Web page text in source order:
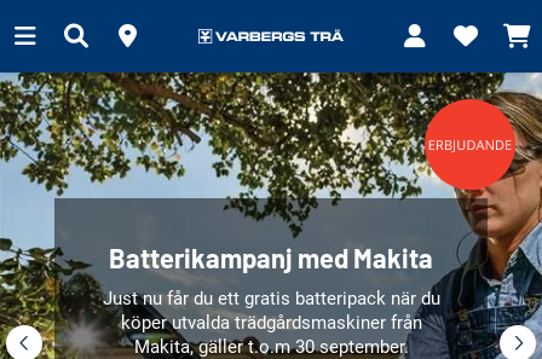
Batterikampanj med Makita
Just nu får du ett gratis batteripack när du
köper utvalda trädgårdsmaskiner från
Makita, gäller t.o.m 30 september.